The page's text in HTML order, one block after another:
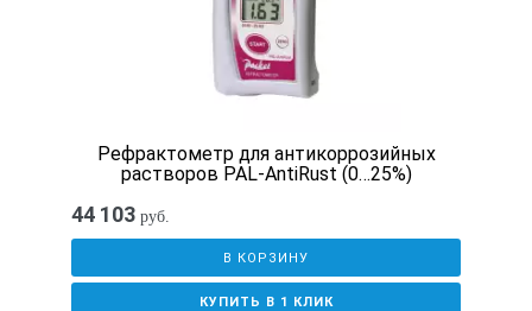
КОМПЛЕКТ ПОСТАВКИ:
пластиковая мензурка,
Рефрактометр для антикоррозийных
растворов PAL-AntiRust (0…25%)
44 103 руб.
В КОРЗИНУ
КУПИТЬ В 1 КЛИК